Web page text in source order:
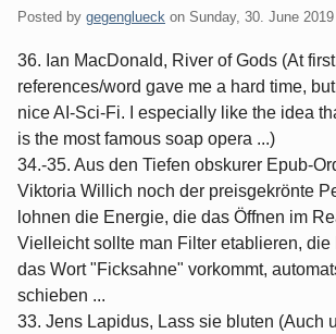
Posted by gegenglueck on Sunday, 30. June 2019
36. Ian MacDonald, River of Gods (At
references/word gave me a hard time,
nice AI-Sci-Fi. I especially like the idea
is the most famous soap opera ...)
34.-35. Aus den Tiefen obskurer Epub-
Viktoria Willich noch der preisgekrönte
lohnen die Energie, die das Öffnen im
Vielleicht sollte man Filter etablieren, die
das Wort "Ficksahne" vorkommt,
schieben ...
33. Jens Lapidus, Lass sie bluten (Auch